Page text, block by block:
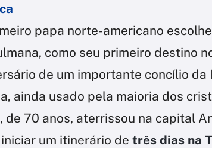
papa norte-americano
como seu primeiro destino
de um importante concílio
ainda usado pela maioria dos
de 70 anos, aterrissou na capital
um itinerário de três dias na